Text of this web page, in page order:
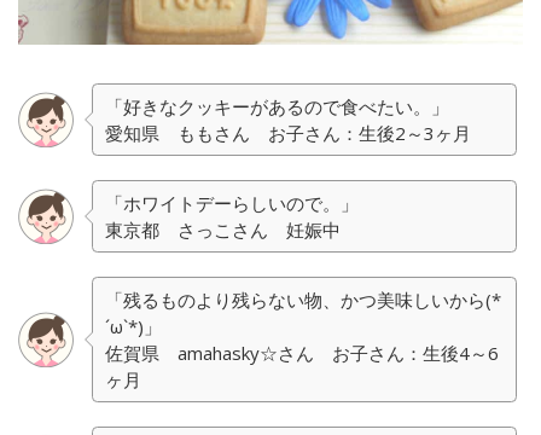
「好きなクッキーがあるので食べたい。」
愛知県 ももさん お子さん：生後2～3ヶ月
「ホワイトデーらしいので。」
東京都 さっこさん 妊娠中
「残るものより残らない物、かつ美味しいから(*
´ω`*)」
佐賀県 amahasky☆さん お子さん：生後4～6
ヶ月